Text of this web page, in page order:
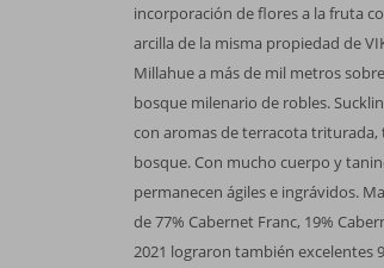
incorporación de flores a la fruta
arcilla de la misma propiedad de
Millahue a más de mil metros
bosque milenario de robles.
con aromas de terracota triturada,
bosque. Con mucho cuerpo y
permanecen ágiles e ingrávidos.
de 77% Cabernet Franc, 19%
2021 lograron también excelentes